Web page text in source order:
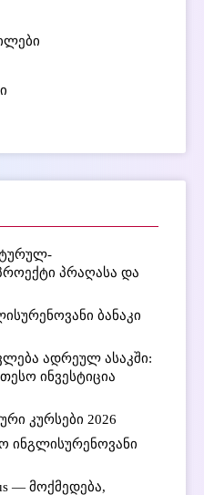
პრაღასა და
ბანაკი
ადრეულ ასაკში:
ინვესტიცია
კურსები 2026
ინგლისურენოვანი
— მოქმედება,